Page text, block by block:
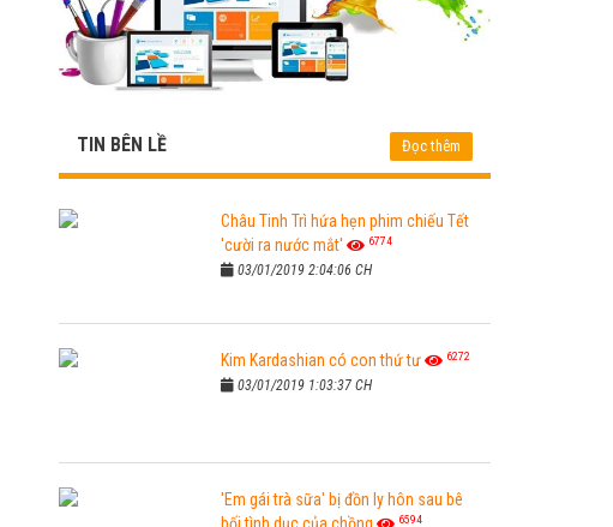
TIN BÊN LỀ Đọc thêm
Châu Tinh Trì hứa hẹn phim chiếu Tết
'cười ra nước mắt'
6774
03/01/2019 2:04:06 CH
Kim Kardashian có con thứ tư 6272
03/01/2019 1:03:37 CH
'Em gái trà sữa' bị đồn ly hôn sau bê
6594